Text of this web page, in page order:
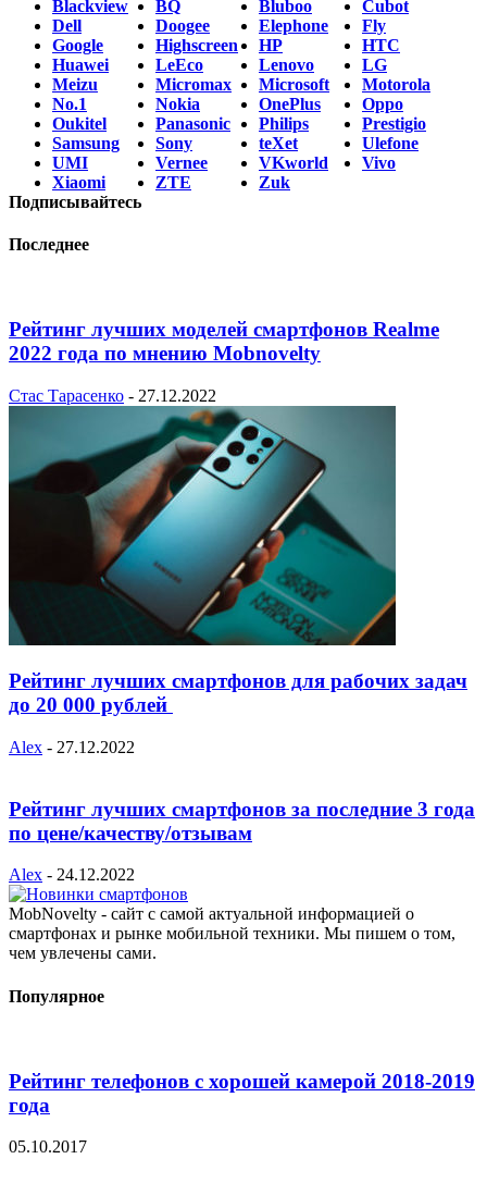
Blackview
BQ Bluboo
Cubot
Dell
Doogee Elephone
Fly
Google
Highscreen HP
HTC
Huawei
LeEco Lenovo
LG
Meizu
Micromax Microsoft
Motorola
No.1
Nokia OnePlus
Oppo
Oukitel
Panasonic Philips
Prestigio
Samsung
Sony teXet
Ulefone
UMI
Vernee VKworld
Vivo
Xiaomi
ZTE
Zuk
Подписывайтесь
Последнее
Рейтинг лучших моделей смартфонов Realme
2022 года по мнению Mobnovelty
Стас Тарасенко - 27.12.2022
Рейтинг лучших смартфонов для рабочих задач
до 20 000 рублей
Alex - 27.12.2022
Рейтинг лучших смартфонов за последние 3 года
по цене/качеству/отзывам
Alex - 24.12.2022
MobNovelty - сайт с самой актуальной информацией о
смартфонах и рынке мобильной техники. Мы пишем о том,
чем увлечены сами.
Популярное
Рейтинг телефонов с хорошей камерой 2018-2019
года
05.10.2017